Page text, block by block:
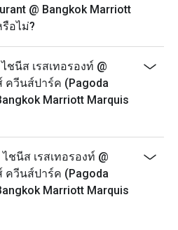
@ Bangkok Marriott
รือไม่?
ชนีส เรสเทอรองท์ @
วีนส์ปาร์ค (Pagoda
Marriott Marquis
ชนีส เรสเทอรองท์ @
วีนส์ปาร์ค (Pagoda
Marriott Marquis